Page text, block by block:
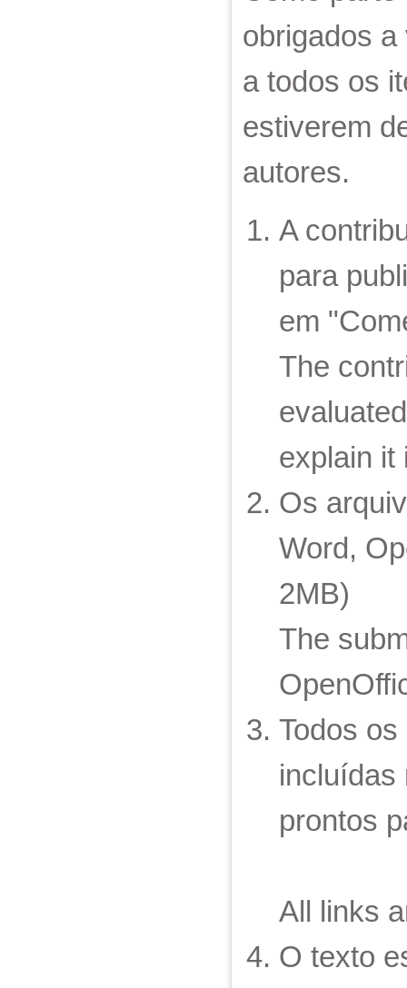
obrigados
a todos os
estiverem
autores.
A
para
em
The
explain it
Os
Word,
2MB)
The
Todos
incluídas
prontos
All links
O texto